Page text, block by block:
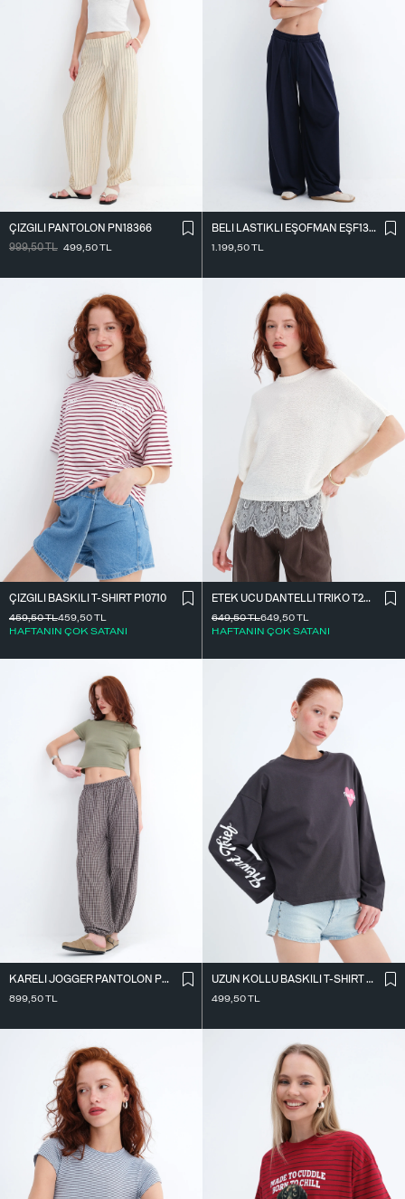
ÇIZGILI PANTOLON PN18366
999,50TL 499,50TL
BELI LASTIKLI EŞOFMAN EŞF13219
1.199,50TL
ÇIZGILI BASKILI T-SHIRT P10710
459,50TL
HAFTANIN ÇOK SATANI
459,50TL
ETEK UCU DANTELLI TRIKO T261025
649,50TL
HAFTANIN ÇOK SATANI
649,50TL
KARELI JOGGER PANTOLON PN18222
899,50TL
UZUN KOLLU BASKILI T-SHIRT P10696
499,50TL